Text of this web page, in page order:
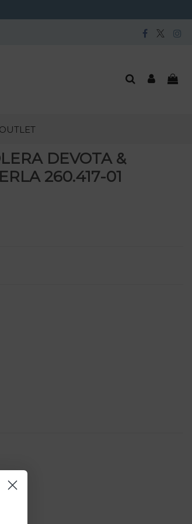
OUTLET
DEVOTA &
260.417-01